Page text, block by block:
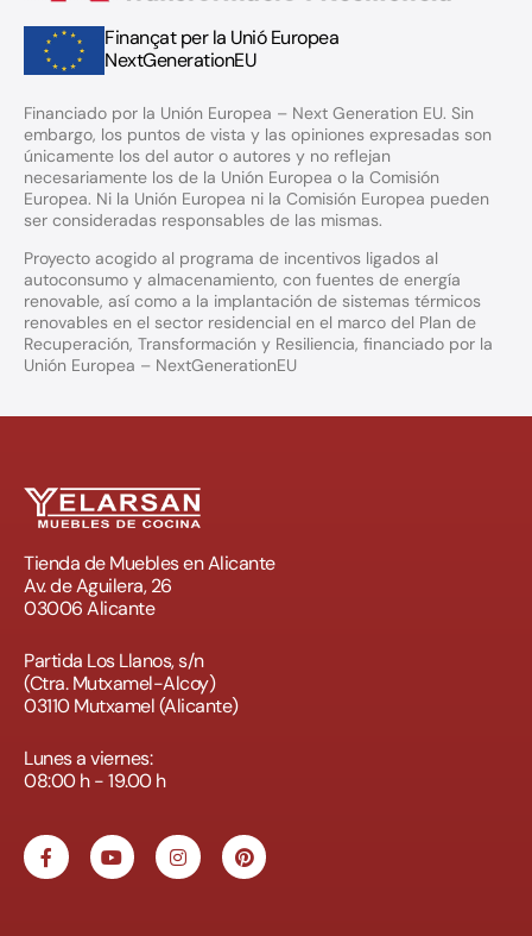
Finançat per la Unió Europea
NextGenerationEU
Financiado por la Unión Europea – Next Generation EU. Sin
embargo, los puntos de vista y las opiniones expresadas son
únicamente los del autor o autores y no reflejan
necesariamente los de la Unión Europea o la Comisión
Europea. Ni la Unión Europea ni la Comisión Europea pueden
ser consideradas responsables de las mismas.
Proyecto acogido al programa de incentivos ligados al
autoconsumo y almacenamiento, con fuentes de energía
renovable, así como a la implantación de sistemas térmicos
renovables en el sector residencial en el marco del Plan de
Recuperación, Transformación y Resiliencia, financiado por la
Unión Europea – NextGenerationEU
Tienda de Muebles en Alicante
Av. de Aguilera, 26
03006 Alicante
Partida Los Llanos, s/n
(Ctra. Mutxamel-Alcoy)
03110 Mutxamel (Alicante)
Lunes a viernes:
08:00 h - 19.00 h